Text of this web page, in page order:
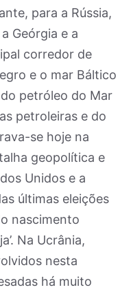
para a Rússia,
Geórgia e a
corredor de
e o mar Báltico
petróleo do Mar
petroleiras e do
se hoje na
geopolítica e
Unidos e a
últimas eleições
nascimento
Na Ucrânia,
nesta
há muito